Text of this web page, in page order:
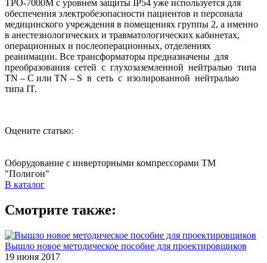
ТРО-7000М с уровнем защиты IP54 уже используется для
обеспечения электробезопасности пациентов и персонала
медицинского учреждения в помещениях группы 2, а именно
в анестезиологических и травматологических кабинетах,
операционных и послеоперационных, отделениях
реанимации. Все трансформаторы предназначены для
преобразования сетей с глухозаземленной нейтралью типа
TN – C или TN – S в сеть с изолированной нейтралью
типа IT.
Оцените статью:
Оборудование с инверторными компрессорами ТМ
"Полигон"
В каталог
Смотрите также:
Вышло новое методическое пособие для проектировщиков
19 июня 2017